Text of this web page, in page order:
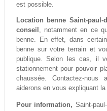
est possible.
Location benne Saint-
conseil , notamment en ce
benne. En effet, dans
benne sur votre terrain et
publique. Selon les cas, il
stationnement pour pouvoir
chaussée. Contactez-
aiderons en vous expliquant
Pour information, Saint-